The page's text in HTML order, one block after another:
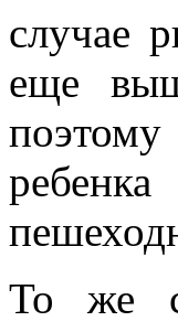
случае
еще
То же